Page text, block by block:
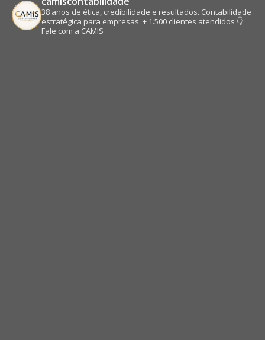
38 anos de ética, credibilidade e resultados. Contabilidade
estratégica para empresas. + 1.500 clientes atendidos 👇
Fale com a CAMIS